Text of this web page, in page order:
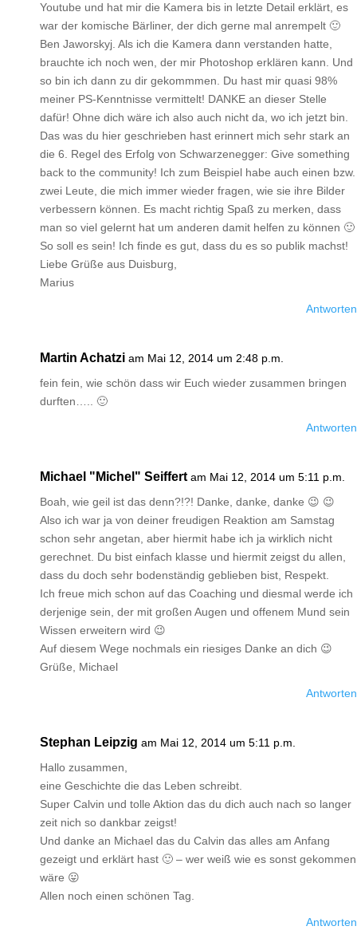
Youtube und hat mir die Kamera bis in letzte Detail erklärt, es
war der komische Bärliner, der dich gerne mal anrempelt 🙂
Ben Jaworskyj. Als ich die Kamera dann verstanden hatte,
brauchte ich noch wen, der mir Photoshop erklären kann. Und
so bin ich dann zu dir gekommmen. Du hast mir quasi 98%
meiner PS-Kenntnisse vermittelt! DANKE an dieser Stelle
dafür! Ohne dich wäre ich also auch nicht da, wo ich jetzt bin.
Das was du hier geschrieben hast erinnert mich sehr stark an
die 6. Regel des Erfolg von Schwarzenegger: Give something
back to the community! Ich zum Beispiel habe auch einen bzw.
zwei Leute, die mich immer wieder fragen, wie sie ihre Bilder
verbessern können. Es macht richtig Spaß zu merken, dass
man so viel gelernt hat um anderen damit helfen zu können 🙂
So soll es sein! Ich finde es gut, dass du es so publik machst!
Liebe Grüße aus Duisburg,
Marius
Antworten
Martin Achatzi am Mai 12, 2014 um 2:48 p.m.
fein fein, wie schön dass wir Euch wieder zusammen bringen
durften….. 🙂
Antworten
Michael "Michel" Seiffert am Mai 12, 2014 um 5:11 p.m.
Boah, wie geil ist das denn?!?! Danke, danke, danke 😉 😉
Also ich war ja von deiner freudigen Reaktion am Samstag
schon sehr angetan, aber hiermit habe ich ja wirklich nicht
gerechnet. Du bist einfach klasse und hiermit zeigst du allen,
dass du doch sehr bodenständig geblieben bist, Respekt.
Ich freue mich schon auf das Coaching und diesmal werde ich
derjenige sein, der mit großen Augen und offenem Mund sein
Wissen erweitern wird 😉
Auf diesem Wege nochmals ein riesiges Danke an dich 😉
Grüße, Michael
Antworten
Stephan Leipzig am Mai 12, 2014 um 5:11 p.m.
Hallo zusammen,
eine Geschichte die das Leben schreibt.
Super Calvin und tolle Aktion das du dich auch nach so langer
zeit nich so dankbar zeigst!
Und danke an Michael das du Calvin das alles am Anfang
gezeigt und erklärt hast 🙂 – wer weiß wie es sonst gekommen
wäre 😛
Allen noch einen schönen Tag.
Antworten